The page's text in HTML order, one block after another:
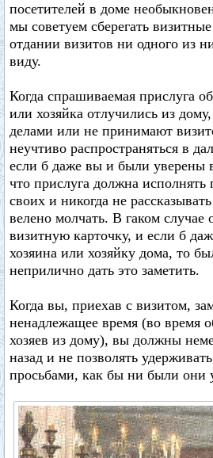
посетителей в доме
мы советуем сберегать
отдании визитов ни одного из
виду.
Когда спрашиваемая прислуга
или хозяйка отлучились из
делами или не принимают
неучтиво распространяться в
если б даже вы и были уверены
что прислуга должна исполнять
своих и никогда не
велено молчать. В гаком случае
визитную карточку, и если б
хозяина или хозяйку дома, то
неприлично дать это заметить.
Когда вы, приехав с визитом,
ненадлежащее время (во время
хозяев из дому), вы должны
назад и не позволять
просьбами, как бы ни были они